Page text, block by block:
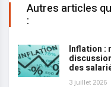
Autres articles
:
Inflation :
des
3 juillet 2026